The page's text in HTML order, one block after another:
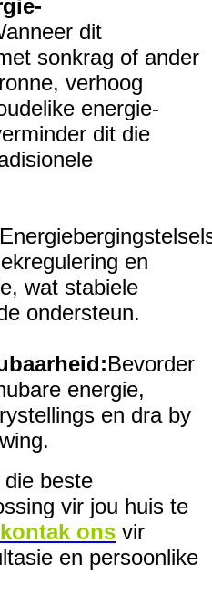
dit
sonkrag of ander
verhoog
energie-
dit die
en
wat stabiele
ondersteun.
Bevorder
energie,
en dra by
beste
vir jou huis te
kontak ons vir
en persoonlike